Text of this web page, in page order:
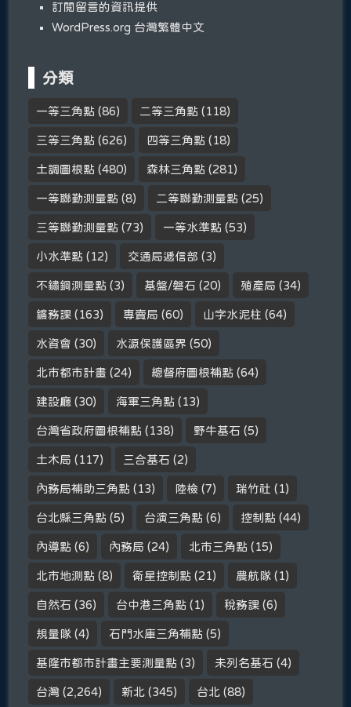
訂閱留言的資訊提供
WordPress.org 台灣繁體中文
分類
一等三角點 (86) 二等三角點 (118)
三等三角點 (626) 四等三角點 (18)
土調圖根點 (480) 森林三角點 (281)
一等聯勤測量點 (8) 二等聯勤測量點 (25)
三等聯勤測量點 (73) 一等水準點 (53)
小水準點 (12) 交通局遞信部 (3)
不鏽鋼測量點 (3) 基盤/磐石 (20) 殖產局 (34)
鑛務課 (163) 專賣局 (60) 山字水泥柱 (64)
水資會 (30) 水源保護區界 (50)
北市都市計畫 (24) 總督府圖根補點 (64)
建設廳 (30) 海軍三角點 (13)
台灣省政府圖根補點 (138) 野牛基石 (5)
土木局 (117) 三合基石 (2)
內務局補助三角點 (13) 陸檢 (7) 瑞竹社 (1)
台北縣三角點 (5) 台演三角點 (6) 控制點 (44)
內導點 (6) 內務局 (24) 北市三角點 (15)
北市地測點 (8) 衛星控制點 (21) 農航隊 (1)
自然石 (36) 台中港三角點 (1) 稅務課 (6)
規量隊 (4) 石門水庫三角補點 (5)
基隆市都市計畫主要測量點 (3) 未列名基石 (4)
台灣 (2,264) 新北 (345) 台北 (88)